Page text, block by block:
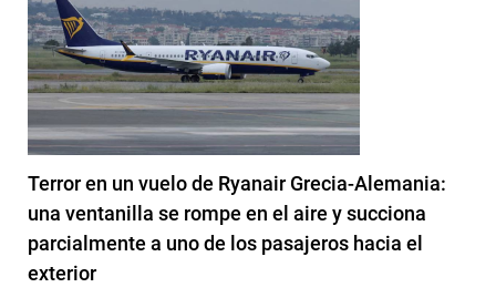
Terror en un vuelo de Ryanair Grecia-Alemania:
una ventanilla se rompe en el aire y succiona
parcialmente a uno de los pasajeros hacia el
exterior